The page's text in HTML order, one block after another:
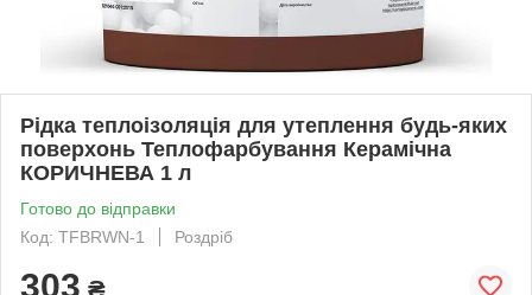
Рідка теплоізоляція для утеплення будь-яких
поверхонь Теплофарбування Керамічна
КОРИЧНЕВА 1 л
Готово до відправки
Код: TFBRWN-1
Роздріб
303